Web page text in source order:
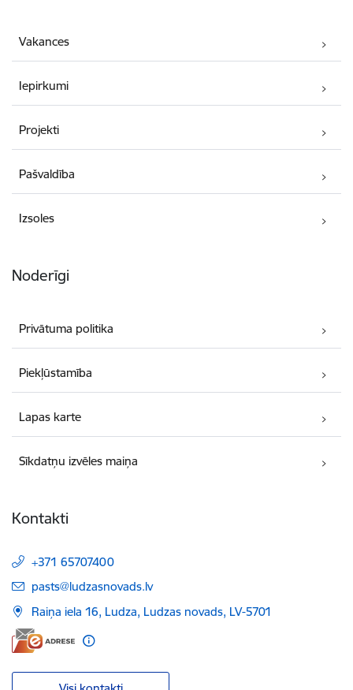
Vakances
Iepirkumi
Projekti
Pašvaldība
Izsoles
Noderīgi
Privātuma politika
Piekļūstamība
Lapas karte
Sīkdatņu izvēles maiņa
Kontakti
+371 65707400
E-pasts:
pasts@ludzasnovads.lv
Raiņa iela 16, Ludza, Ludzas novads, LV-5701